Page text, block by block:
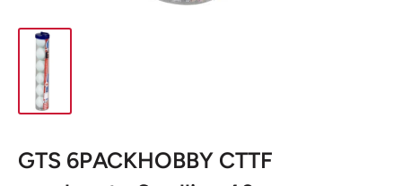
GTS 6PACKHOBBY CTTF